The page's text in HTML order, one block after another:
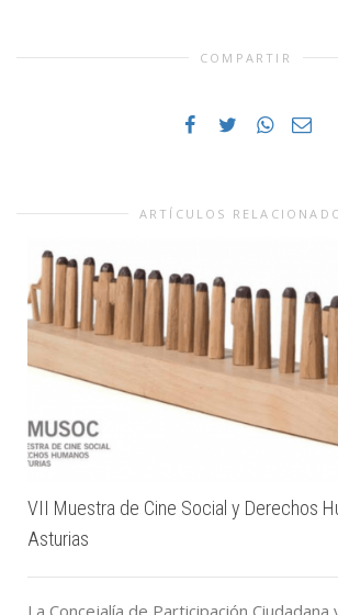
COMPARTIR
ARTÍCULOS
VII Muestra de Cine Social y Derechos
Asturias
La Concejalía de Participación Ciudadana